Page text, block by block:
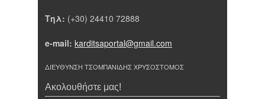
Τηλ: (+30) 24410 72888
e-mail: karditsaportal@gmail.com
ΔΙΕΥΘΥΝΣΗ ΤΣΟΜΠΑΝΙΔΗΣ ΧΡΥΣΟΣΤΟΜΟΣ
Ακολουθήστε μας!